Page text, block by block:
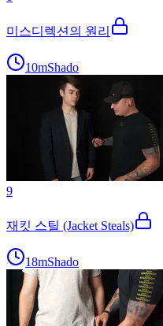
미스디렉션의 원리
10mShado
9
재킷 스틸 (Jacket Steals)
18mShado